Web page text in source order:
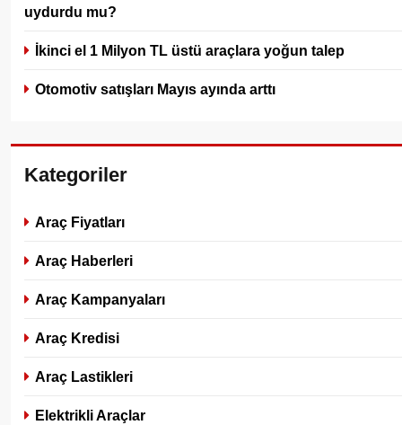
uydurdu mu?
İkinci el 1 Milyon TL üstü araçlara yoğun talep
Otomotiv satışları Mayıs ayında arttı
Kategoriler
Araç Fiyatları
Araç Haberleri
Araç Kampanyaları
Araç Kredisi
Araç Lastikleri
Elektrikli Araçlar